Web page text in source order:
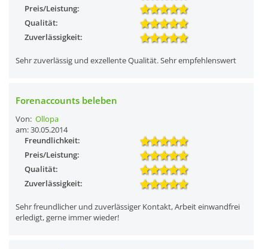
Preis/Leistung:
Qualität:
Zuverlässigkeit:
Sehr zuverlässig und exzellente Qualität. Sehr empfehlenswert
Forenaccounts beleben
Von: Ollopa
am: 30.05.2014
Freundlichkeit:
Preis/Leistung:
Qualität:
Zuverlässigkeit:
Sehr freundlicher und zuverlässiger Kontakt, Arbeit einwandfrei
erledigt, gerne immer wieder!